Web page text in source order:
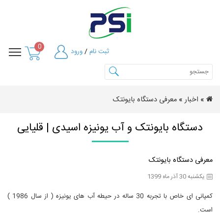
0 ثبت نام/ورود
» اخبار» معرفی دستگاه بایونتک
دستگاه بایونتک و آب یونیزه اسیدی | قلیایی
معرفی دستگاه بایونتک
یکشنبه 30 آذر ماه 1399
کمپانى اى خاص با تجربه 30 ساله در حیطه آب هاى یونیزه ( از سال 1986 )
است.